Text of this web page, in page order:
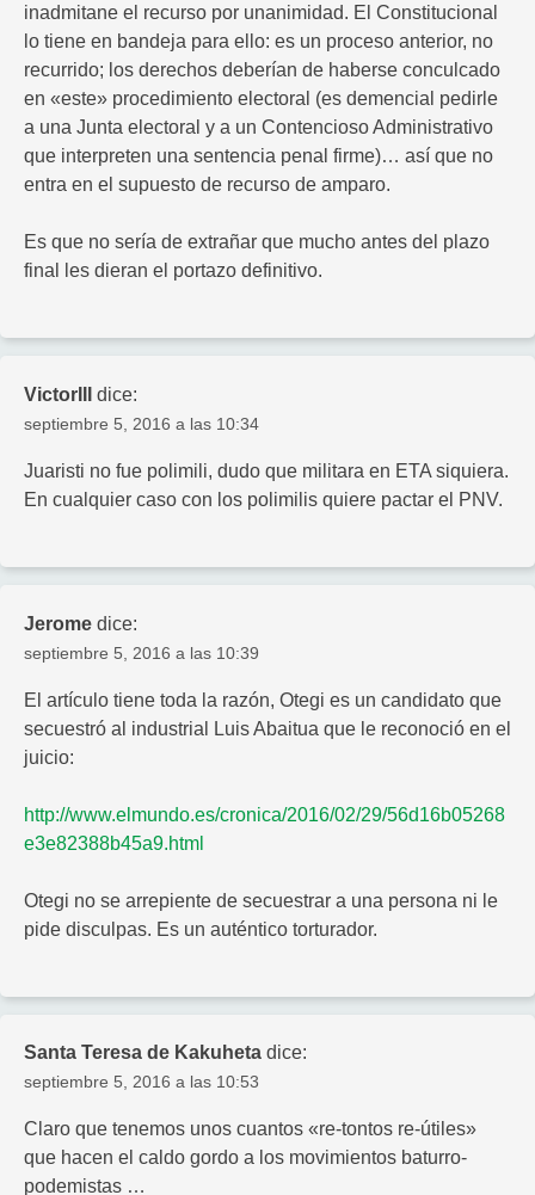
inadmitane el recurso por unanimidad. El Constitucional
lo tiene en bandeja para ello: es un proceso anterior, no
recurrido; los derechos deberían de haberse conculcado
en «este» procedimiento electoral (es demencial pedirle
a una Junta electoral y a un Contencioso Administrativo
que interpreten una sentencia penal firme)… así que no
entra en el supuesto de recurso de amparo.
Es que no sería de extrañar que mucho antes del plazo
final les dieran el portazo definitivo.
VictorIII dice:
septiembre 5, 2016 a las 10:34
Juaristi no fue polimili, dudo que militara en ETA siquiera.
En cualquier caso con los polimilis quiere pactar el PNV.
Jerome dice:
septiembre 5, 2016 a las 10:39
El artículo tiene toda la razón, Otegi es un candidato que
secuestró al industrial Luis Abaitua que le reconoció en el
juicio:
http://www.elmundo.es/cronica/2016/02/29/56d16b05268
e3e82388b45a9.html
Otegi no se arrepiente de secuestrar a una persona ni le
pide disculpas. Es un auténtico torturador.
Santa Teresa de Kakuheta dice:
septiembre 5, 2016 a las 10:53
Claro que tenemos unos cuantos «re-tontos re-útiles»
que hacen el caldo gordo a los movimientos baturro-
podemistas …